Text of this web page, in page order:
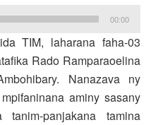
00:00
TIM, laharana faha-03
Rado Ramparaoelina
Nanazava ny
aminy sasany
panjakana tamina